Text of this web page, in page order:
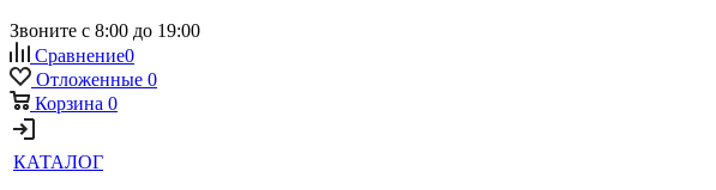
Звоните с 8:00 до 19:00
Сравнение0
Отложенные 0
Корзина 0
КАТАЛОГ